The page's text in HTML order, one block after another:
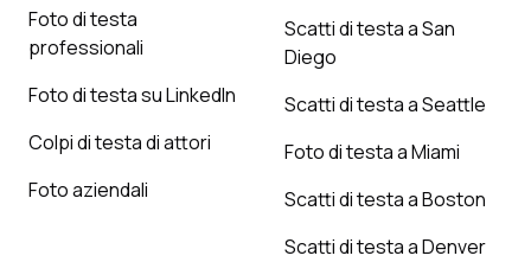
Foto di testa
professionali
Foto di testa su LinkedIn
Colpi di testa di attori
Foto aziendali
Scatti di testa a San
Diego
Scatti di testa a Seattle
Foto di testa a Miami
Scatti di testa a Boston
Scatti di testa a Denver